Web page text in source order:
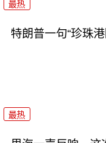
最热
特朗普一句“珍珠
最热